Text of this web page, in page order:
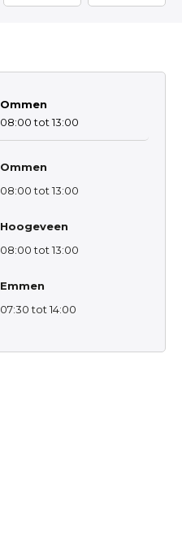
Ommen
08:00 tot 13:00
Ommen
08:00 tot 13:00
Hoogeveen
08:00 tot 13:00
Emmen
07:30 tot 14:00